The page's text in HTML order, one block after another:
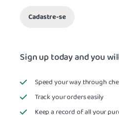
Cadastre-se
Sign up today and you
Speed your way through
Track your orders easily
Keep a record of all your